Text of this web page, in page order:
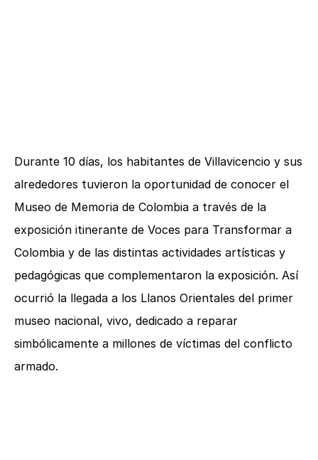
Durante 10 días, los habitantes de Villavicencio y sus
alrededores tuvieron la oportunidad de conocer el
Museo de Memoria de Colombia a través de la
exposición itinerante de Voces para Transformar a
Colombia y de las distintas actividades artísticas y
pedagógicas que complementaron la exposición. Así
ocurrió la llegada a los Llanos Orientales del primer
museo nacional, vivo, dedicado a reparar
simbólicamente a millones de víctimas del conflicto
armado.